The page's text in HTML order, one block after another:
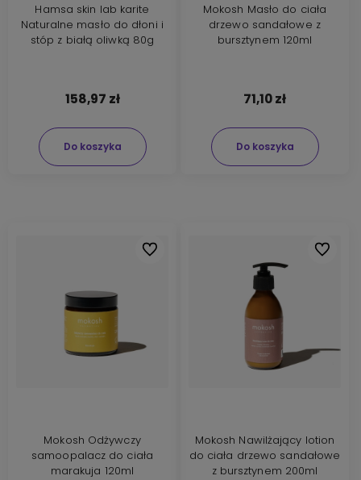
Hamsa skin lab karite
Naturalne masło do dłoni i
stóp z białą oliwką 80g
158,97 zł
Do koszyka
Mokosh Masło do ciała
drzewo sandałowe z
bursztynem 120ml
71,10 zł
Do koszyka
Mokosh Odżywczy
samoopalacz do ciała
marakuja 120ml
Do ulubionych
Mokosh Nawilżający lotion
do ciała drzewo sandałowe
z bursztynem 200ml
Do